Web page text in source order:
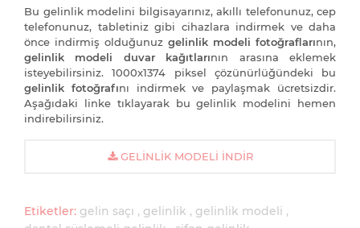
Bu gelinlik modelini bilgisayarınız, akıllı telefonunuz, cep
telefonunuz, tabletiniz gibi cihazlara indirmek ve daha
önce indirmiş olduğunuz gelinlik modeli fotoğraflarının,
gelinlik modeli duvar kağıtlarının arasına eklemek
isteyebilirsiniz. 1000x1374 piksel çözünürlüğündeki bu
gelinlik fotoğrafını indirmek ve paylaşmak ücretsizdir.
Aşağıdaki linke tıklayarak bu gelinlik modelini hemen
indirebilirsiniz.
GELINLIK MODELI İNDIR
Etiketler: gelin saçı gelinlik
gelinlik modeli